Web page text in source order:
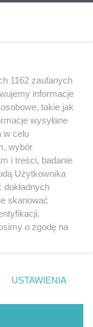
Informacyjny Miasta
HOSTING
KONTAKT
i kultura
wydarzeń
Zdjęcia miasta
1162 zaufanych
informacje
takie jak
wysyłane
w celu
wybór
i treści, badanie
Użytkownika
skanować
o zgodę na
. Niektóre
tylko
USTAWIENIA